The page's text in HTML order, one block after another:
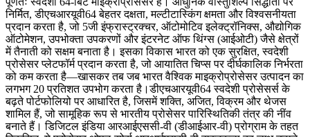
निर्मित, डीएचआरयूवी64 बेहतर दक्षता, मल्टीटास्किंग क्षमता और विश्वसनीयता
प्रदान करता है, जो 5जी इंफ्रास्ट्रक्चर, ऑटोमोटिव इलेक्ट्रॉनिक्स, औद्योगिक
ऑटोमेशन, उपभोक्ता उपकरणों और इंटरनेट ऑफ थिंग्स (आईओटी) जैसे क्षेत्रों
में तैनाती को सक्षम बनाता है। इसका विकास भारत को एक सुरक्षित, स्वदेशी
प्रोसेसर प्लेटफॉर्म प्रदान करता है, जो आयातित चिप्स पर दीर्घकालिक निर्भरता
को कम करता है—खासकर तब जब भारत वैश्विक माइक्रोप्रोसेसर उत्पादन का
लगभग 20 प्रतिशत उपभोग करता है।डीएचआरयूवी64 स्वदेशी प्रोसेसर्स के
बढ़ते पोर्टफोलियो पर आधारित है, जिसमें शक्ति, अजित, विक्रम और थेजस
शामिल हैं, जो सामूहिक रूप से भारतीय प्रोसेसर पारिस्थितिकी तंत्र की नींव
बनाते हैं। डिजिटल इंडिया आरआईएससी-वी (डीआईआर-वी) प्रोग्राम के तहत